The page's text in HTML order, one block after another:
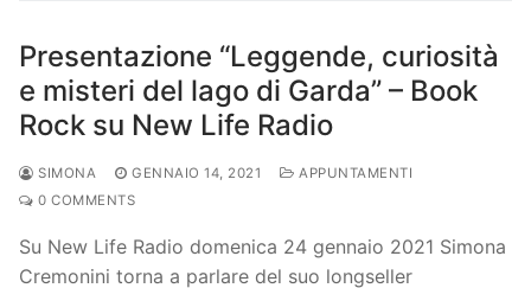
Presentazione “Leggende, curiosità
e misteri del lago di Garda” – Book
Rock su New Life Radio
SIMONA GENNAIO 14, 2021
APPUNTAMENTI
0 COMMENTS
Su New Life Radio domenica 24 gennaio 2021 Simona
Cremonini torna a parlare del suo longseller